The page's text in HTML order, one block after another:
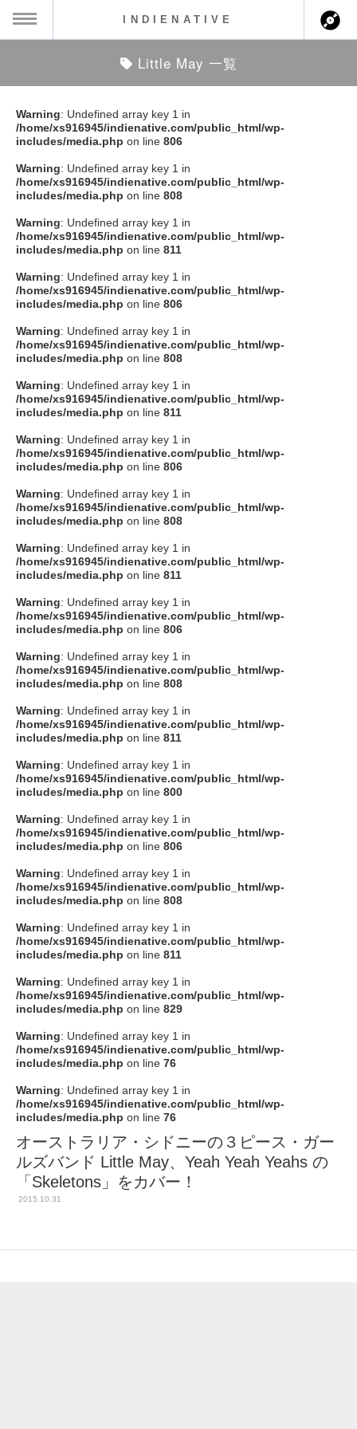
ス情報
ト情報
アーティスト
ション
ト
クト
SOCIAL
Facebook
instagram
Tumblr
Soundcloud
to indienative
INDIENATIVE
Little May 一覧
Warning: Undefined array key 1 in
/home/xs916945/indienative.com/public_html/wp-
includes/media.php on line 806
Warning: Undefined array key 1 in
/home/xs916945/indienative.com/public_html/wp-
includes/media.php on line 808
Warning: Undefined array key 1 in
/home/xs916945/indienative.com/public_html/wp-
includes/media.php on line 811
Warning: Undefined array key 1 in
/home/xs916945/indienative.com/public_html/wp-
includes/media.php on line 806
Warning: Undefined array key 1 in
/home/xs916945/indienative.com/public_html/wp-
includes/media.php on line 808
Warning: Undefined array key 1 in
/home/xs916945/indienative.com/public_html/wp-
includes/media.php on line 811
Warning: Undefined array key 1 in
/home/xs916945/indienative.com/public_html/wp-
includes/media.php on line 806
Warning: Undefined array key 1 in
/home/xs916945/indienative.com/public_html/wp-
includes/media.php on line 808
Warning: Undefined array key 1 in
/home/xs916945/indienative.com/public_html/wp-
includes/media.php on line 811
Warning: Undefined array key 1 in
/home/xs916945/indienative.com/public_html/wp-
includes/media.php on line 806
Warning: Undefined array key 1 in
/home/xs916945/indienative.com/public_html/wp-
includes/media.php on line 808
Warning: Undefined array key 1 in
/home/xs916945/indienative.com/public_html/wp-
includes/media.php on line 811
Warning: Undefined array key 1 in
/home/xs916945/indienative.com/public_html/wp-
includes/media.php on line 800
Warning: Undefined array key 1 in
/home/xs916945/indienative.com/public_html/wp-
includes/media.php on line 806
Warning: Undefined array key 1 in
/home/xs916945/indienative.com/public_html/wp-
includes/media.php on line 808
Warning: Undefined array key 1 in
/home/xs916945/indienative.com/public_html/wp-
includes/media.php on line 811
Warning: Undefined array key 1 in
/home/xs916945/indienative.com/public_html/wp-
includes/media.php on line 829
Warning: Undefined array key 1 in
/home/xs916945/indienative.com/public_html/wp-
includes/media.php on line 76
Warning: Undefined array key 1 in
/home/xs916945/indienative.com/public_html/wp-
includes/media.php on line 76
オーストラリア・シドニーの３ピース・ガー
ルズバンド Little May、Yeah Yeah Yeahs の
「Skeletons」をカバー！
2015.10.31